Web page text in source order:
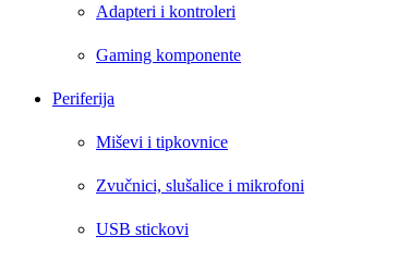
Adapteri i kontroleri
Gaming komponente
Periferija
Miševi i tipkovnice
Zvučnici, slušalice i mikrofoni
USB stickovi